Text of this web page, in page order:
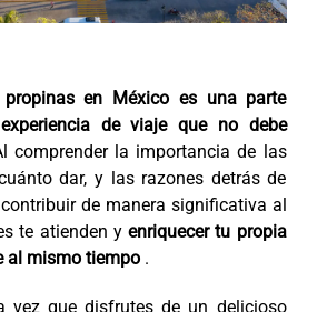
en México es una parte
de viaje que no debe
comprender la importancia de las
dar, y las razones detrás de
de manera significativa al
te atienden y enriquecer tu propia
al mismo tiempo.
vez que disfrutes de un delicioso